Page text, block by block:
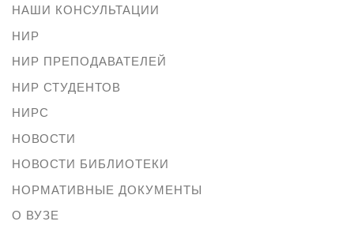
НАШИ КОНСУЛЬТАЦИИ
НИР
НИР ПРЕПОДАВАТЕЛЕЙ
НИР СТУДЕНТОВ
НИРС
НОВОСТИ
НОВОСТИ БИБЛИОТЕКИ
НОРМАТИВНЫЕ ДОКУМЕНТЫ
О ВУЗЕ